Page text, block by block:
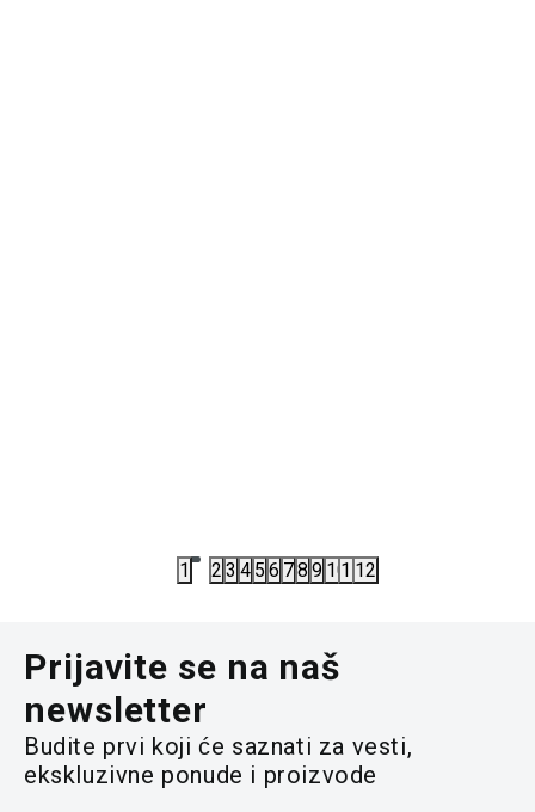
1 2 3 4 5 6 78 9 101112
Prijavite se na naš
newsletter
Budite prvi koji će saznati za vesti,
ekskluzivne ponude i proizvode